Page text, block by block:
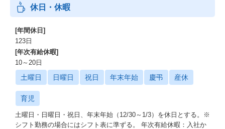
休日・休暇
[年間休日]
123日
[年次有給休暇]
10～20日
土曜日 日曜日 祝日 年末年始 慶弔 産休
育児
土曜日・日曜日・祝日、年末年始（12/30～1/3）を休日とする。※
シフト勤務の場合にはシフト表に準ずる。 年次有給休暇：入社か